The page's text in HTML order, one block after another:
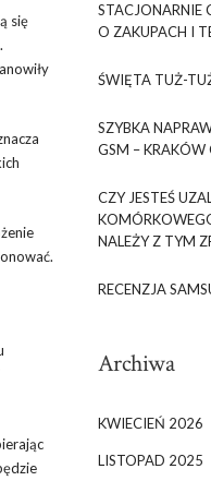
się
STACJONARNIE
O ZAKUPACH I
ŚWIĘTA TUŻ-
SZYBKA
GSM – KRAKÓW
CZY JESTEŚ
NALEŻY Z TYM
RECENZJA
Archiwa
KWIECIEŃ 2026
LISTOPAD 2025